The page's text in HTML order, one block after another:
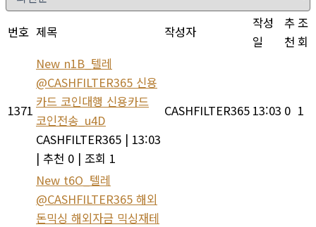
번호 제목 작성자
작성
일
추
천
조
회
1371
New n1B_텔레
@CASHFILTER365 신용
카드 코인대행 신용카드
코인전송_u4D
CASHFILTER365 | 13:03
| 추천 0 | 조회 1
CASHFILTER365 13:03 0 1
New t6O_텔레
@CASHFILTER365 해외
돈믹싱 해외자금 믹싱재테